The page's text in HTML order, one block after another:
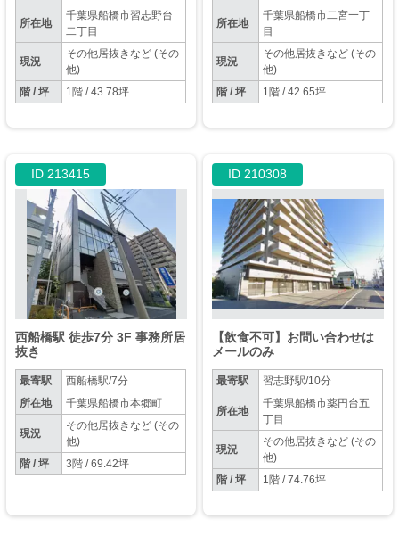
所在地
千葉県船橋市習志野台
二丁目
現況
その他居抜きなど (その
他)
階 / 坪
1階 / 43.78坪
所在地
千葉県船橋市二宮一丁
目
現況
その他居抜きなど (その
他)
階 / 坪
1階 / 42.65坪
ID 213415
西船橋駅 徒歩7分 3F 事務所居
抜き
最寄駅
西船橋駅/7分
所在地
千葉県船橋市本郷町
現況
その他居抜きなど (その
他)
階 / 坪
3階 / 69.42坪
ID 210308
【飲食不可】お問い合わせは
メールのみ
最寄駅 習志野駅/10分
所在地
千葉県船橋市薬円台五
丁目
現況
その他居抜きなど (その
他)
階 / 坪
1階 / 74.76坪